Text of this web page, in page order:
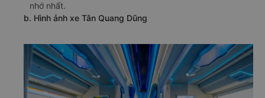
nhớ nhất.
b. Hình ảnh xe Tân Quang Dũng